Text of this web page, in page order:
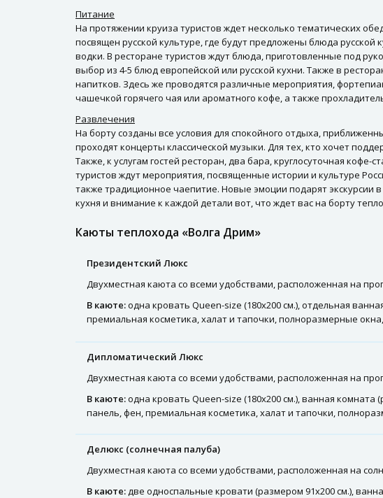
Питание
На протяжении круиза туристов ждет несколько тематических
посвящен русской культуре, где будут предложены блюда
водки. В ресторане туристов ждут блюда, приготовленные под
выбор из 4-5 блюд европейской или русской кухни. Также в
напитков. Здесь же проводятся различные мероприятия,
чашечкой горячего чая или ароматного кофе, а также
Развлечения
На борту созданы все условия для спокойного отдыха,
проходят концерты классической музыки. Для тех, кто хочет
Также, к услугам гостей ресторан, два бара, круглосуточная
туристов ждут мероприятия, посвященные истории и культуре
также традиционное чаепитие. Новые эмоции подарят
кухня и внимание к каждой детали вот, что ждет вас на борту
Каюты теплохода «Волга Дрим»
Президентский Люкс
Двухместная каюта со всеми удобствами, расположенная на
В каюте:одна кровать Queen-size (180х200 см.), отдельная
премиальная косметика, халат и тапочки, полноразмерные
Дипломатический Люкс
Двухместная каюта со всеми удобствами, расположенная на
В каюте:одна кровать Queen-size (180х200 см.), ванная
панель, фен, премиальная косметика, халат и тапочки,
Делюкс (солнечная палуба)
Двухместная каюта со всеми удобствами, расположенная на
В каюте:две односпальные кровати (размером 91х200 см.),